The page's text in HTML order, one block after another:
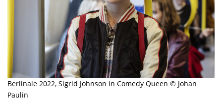
Berlinale 2022, Sigrid Johnson in Comedy Queen © Johan
Paulin